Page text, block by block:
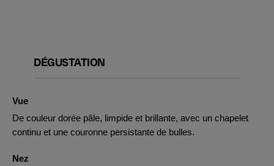
DÉGUSTATION
Vue
De couleur dorée pâle, limpide et brillante, avec un chapelet
continu et une couronne persistante de bulles.
Nez